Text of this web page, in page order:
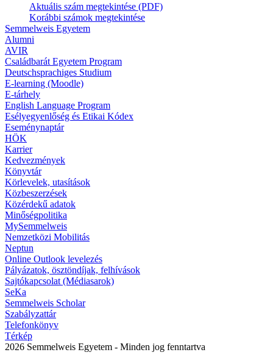
Aktuális szám megtekintése (PDF)
Korábbi számok megtekintése
Semmelweis Egyetem
Alumni
AVIR
Családbarát Egyetem Program
Deutschsprachiges Studium
E-learning (Moodle)
E-tárhely
English Language Program
Esélyegyenlőség és Etikai Kódex
Eseménynaptár
HÖK
Karrier
Kedvezmények
Könyvtár
Körlevelek, utasítások
Közbeszerzések
Közérdekű adatok
Minőségpolitika
MySemmelweis
Nemzetközi Mobilitás
Neptun
Online Outlook levelezés
Pályázatok, ösztöndíjak, felhívások
Sajtókapcsolat (Médiasarok)
SeKa
Semmelweis Scholar
Szabályzattár
Telefonkönyv
Térkép
2026 Semmelweis Egyetem - Minden jog fenntartva